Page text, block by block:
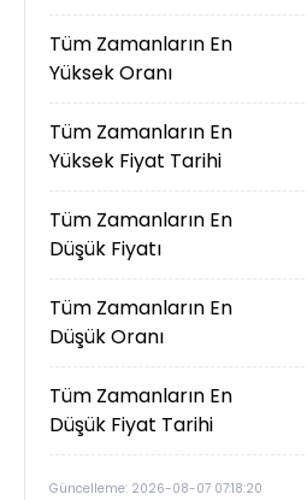
Tüm Zamanların En
Yüksek Oranı
Tüm Zamanların En
Yüksek Fiyat Tarihi
Tüm Zamanların En
Düşük Fiyatı
Tüm Zamanların En
Düşük Oranı
Tüm Zamanların En
Düşük Fiyat Tarihi
Güncelleme: 2026-08-07 07:18:20